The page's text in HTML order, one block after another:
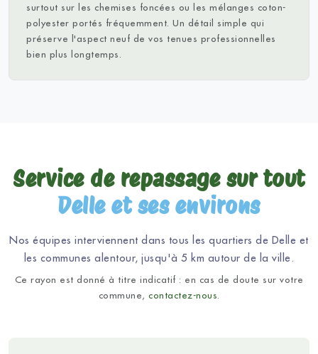
surtout sur les chemises foncées ou les mélanges coton-
polyester portés fréquemment. Un détail simple qui
préserve l'aspect neuf de vos tenues professionnelles
bien plus longtemps.
Service de repassage sur tout
Delle et ses environs
Nos équipes interviennent dans tous les quartiers de Delle et
les communes alentour, jusqu'à 5 km autour de la ville.
Ce rayon est donné à titre indicatif : en cas de doute sur votre
commune, contactez-nous.